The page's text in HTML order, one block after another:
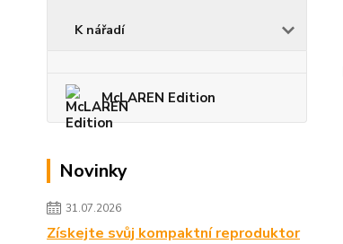
K nářadí
McLAREN Edition
Novinky
31.07.2026
Získejte svůj kompaktní reproduktor